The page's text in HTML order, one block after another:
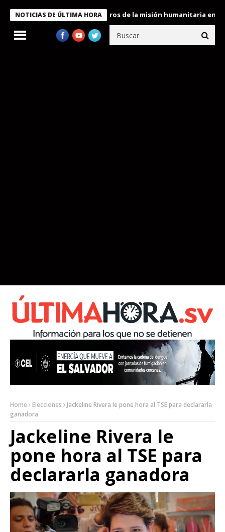
NOTICIAS DE ÚLTIMA HORA
Bukele condecora a miembros de la misión humanitaria enviada a
Home Elecciones
Jackeline Rivera le pone hora al TSE para declararla
ganadora
Jackeline Rivera le
pone hora al TSE para
declararla ganadora